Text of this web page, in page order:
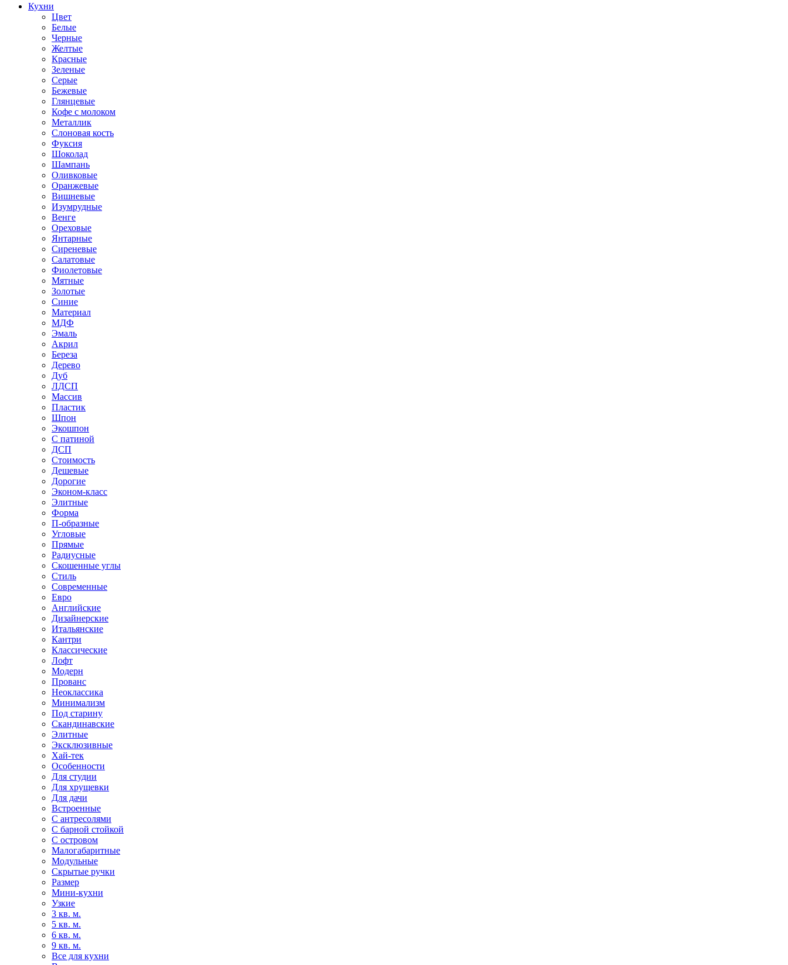
Кухни
Цвет
Белые
Черные
Желтые
Красные
Зеленые
Серые
Бежевые
Глянцевые
Кофе с молоком
Металлик
Слоновая кость
Фуксия
Шоколад
Шампань
Оливковые
Оранжевые
Вишневые
Изумрудные
Венге
Ореховые
Янтарные
Сиреневые
Салатовые
Фиолетовые
Мятные
Золотые
Синие
Материал
МДФ
Эмаль
Акрил
Береза
Дерево
Дуб
ЛДСП
Массив
Пластик
Шпон
Экошпон
С патиной
ДСП
Стоимость
Дешевые
Дорогие
Эконом-класс
Элитные
Форма
П-образные
Угловые
Прямые
Радиусные
Скошенные углы
Стиль
Современные
Евро
Английские
Дизайнерские
Итальянские
Кантри
Классические
Лофт
Модерн
Прованс
Неоклассика
Минимализм
Под старину
Скандинавские
Элитные
Эксклюзивные
Хай-тек
Особенности
Для студии
Для хрущевки
Для дачи
Встроенные
С антресолями
С барной стойкой
С островом
Малогабаритные
Модульные
Скрытые ручки
Размер
Мини-кухни
Узкие
3 кв. м.
5 кв. м.
6 кв. м.
9 кв. м.
Все для кухни